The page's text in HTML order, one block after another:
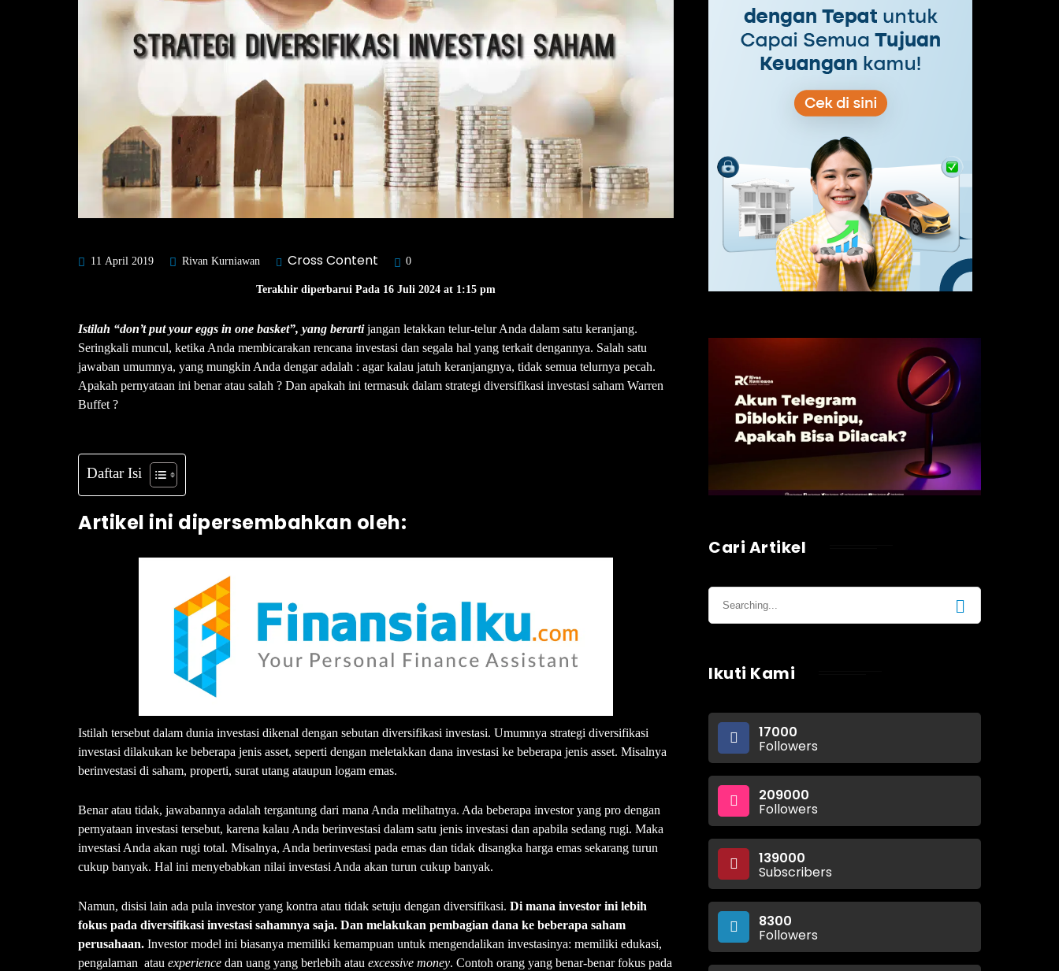
11 April 2019 Rivan Kurniawan Cross Content 0
Terakhir diperbarui Pada 16 Juli 2024 at 1:15 pm
Istilah “don’t put your eggs in one basket”, yang berartijangan letakkan telur-telur Anda dalam satu keranjang.
Seringkali muncul, ketika Anda membicarakan rencana investasi dan segala hal yang terkait dengannya. Salah satu
jawaban umumnya, yang mungkin Anda dengar adalah : agar kalau jatuh keranjangnya, tidak semua telurnya pecah.
Apakah pernyataan ini benar atau salah ? Dan apakah ini termasuk dalam strategi diversifikasi investasi saham Warren
Buffet ?
Daftar Isi
Artikel ini dipersembahkan oleh:
Istilah tersebut dalam dunia investasi dikenal dengan sebutan diversifikasi investasi. Umumnya strategi diversifikasi
investasi dilakukan ke beberapa jenis asset, seperti dengan meletakkan dana investasi ke beberapa jenis asset. Misalnya
berinvestasi di saham, properti, surat utang ataupun logam emas.
Benar atau tidak, jawabannya adalah tergantung dari mana Anda melihatnya. Ada beberapa investor yang pro dengan
pernyataan investasi tersebut, karena kalau Anda berinvestasi dalam satu jenis investasi dan apabila sedang rugi. Maka
investasi Anda akan rugi total. Misalnya, Anda berinvestasi pada emas dan tidak disangka harga emas sekarang turun
cukup banyak. Hal ini menyebabkan nilai investasi Anda akan turun cukup banyak.
Namun, disisi lain ada pula investor yang kontra atau tidak setuju dengan diversifikasi. Di mana investor ini lebih
fokus pada diversifikasi investasi sahamnya saja. Dan melakukan pembagian dana ke beberapa saham
perusahaan. Investor model ini biasanya memiliki kemampuan untuk mengendalikan investasinya: memiliki edukasi,
pengalaman atau experience dan uang yang berlebih atau excessive money. Contoh orang yang benar-benar fokus pada
Cari Artikel
Ikuti Kami
17000
Followers
209000
Followers
139000
Subscribers
8300
Followers